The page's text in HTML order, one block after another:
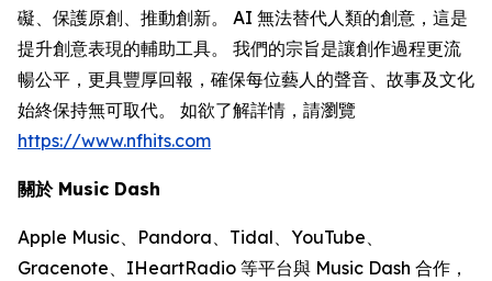
礙、保護原創、推動創新。 AI 無法替代人類的創意，這是
提升創意表現的輔助工具。 我們的宗旨是讓創作過程更流
暢公平，更具豐厚回報，確保每位藝人的聲音、故事及文化
始終保持無可取代。 如欲了解詳情，請瀏覽
https://www.nfhits.com
關於 Music Dash
Apple Music、Pandora、Tidal、YouTube、
Gracenote、IHeartRadio 等平台與 Music Dash 合作，